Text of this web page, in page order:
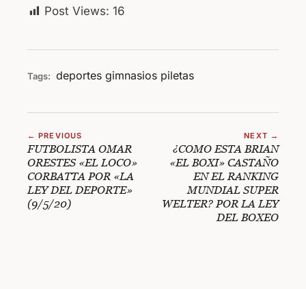
Post Views: 16
Tags: deportes gimnasios piletas
← PREVIOUS
FUTBOLISTA OMAR
ORESTES «EL LOCO»
CORBATTA POR «LA
LEY DEL DEPORTE»
(9/5/20)
NEXT →
¿COMO ESTA BRIAN
«EL BOXI» CASTAÑO
EN EL RANKING
MUNDIAL SUPER
WELTER? POR LA LEY
DEL BOXEO